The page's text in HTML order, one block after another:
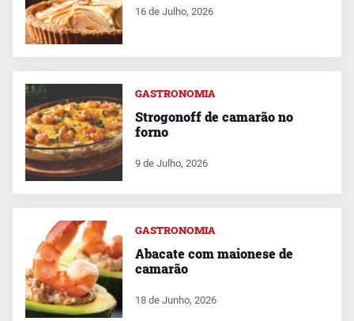
16 de Julho, 2026
GASTRONOMIA
Strogonoff de camarão no
forno
9 de Julho, 2026
GASTRONOMIA
Abacate com maionese de
camarão
18 de Junho, 2026